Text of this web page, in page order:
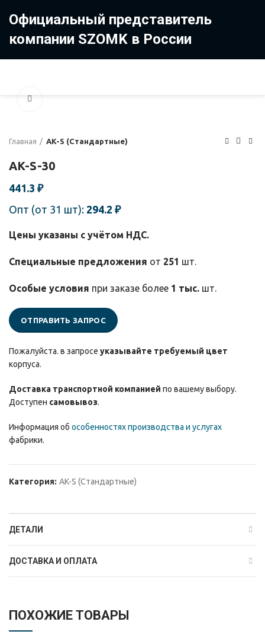
Официальный представитель
компании SZOMK в России
Главная AK-S (Стандартные)
AK-S-30
441.3 ₽
Опт (от 31 шт): 294.2 ₽
Цены указаны с учётом НДС.
Специальные предложения от 251 шт.
Особые условия при заказе более 1 тыс. шт.
ОТПРАВИТЬ ЗАПРОС
Пожалуйста. в запросе указывайте требуемый цвет
корпуса.
Доставка транспортной компанией по вашему выбору.
Доступен самовывоз.
Информация об особенностях производства и услугах
фабрики.
Категория: AK-S (Стандартные)
ДЕТАЛИ
ДОСТАВКА И ОПЛАТА
ПОХОЖИЕ ТОВАРЫ